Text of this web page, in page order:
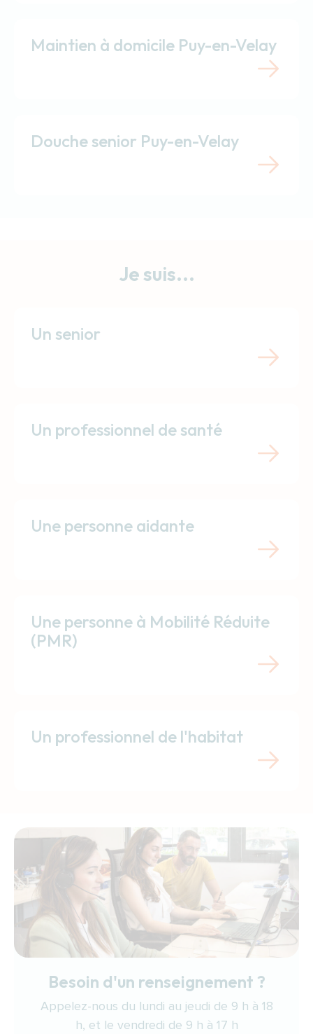
Maintien à domicile Puy-en-Velay
Douche senior Puy-en-Velay
Je suis...
Un senior
Un professionnel de santé
Une personne aidante
Une personne à Mobilité Réduite
(PMR)
Un professionnel de l'habitat
Besoin d'un renseignement ?
Appelez-nous du lundi au jeudi de 9 h à 18
h, et le vendredi de 9 h à 17 h